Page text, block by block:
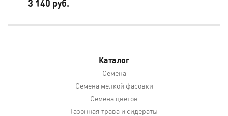
3 140 руб.
Каталог
Семена
Семена мелкой фасовки
Семена цветов
Газонная трава и сидераты